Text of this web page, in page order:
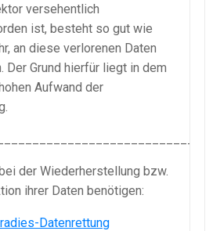
versehentlich
ist, besteht so gut wie
an diese verlorenen Daten
Der Grund hierfür liegt in dem
Aufwand der
der Wiederherstellung bzw.
ihrer Daten benötigen: